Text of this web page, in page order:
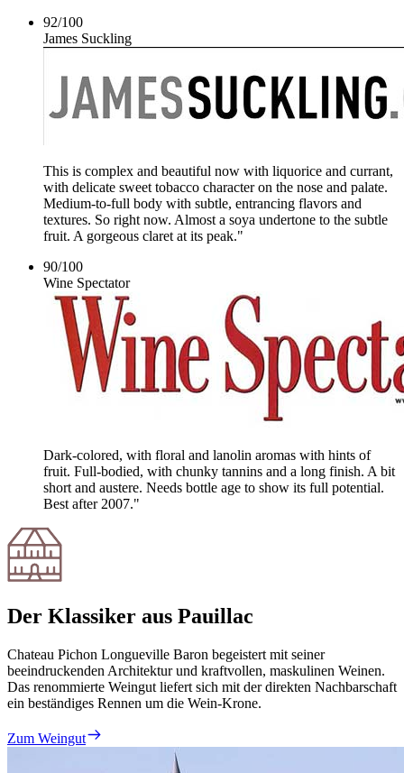
92/100
James Suckling
This is complex and beautiful now with liquorice and currant,
with delicate sweet tobacco character on the nose and palate.
Medium-to-full body with subtle, entrancing flavors and
textures. So right now. Almost a soya undertone to the subtle
fruit. A gorgeous claret at its peak."
90/100
Wine Spectator
Dark-colored, with floral and lanolin aromas with hints of
fruit. Full-bodied, with chunky tannins and a long finish. A bit
short and austere. Needs bottle age to show its full potential.
Best after 2007."
Der Klassiker aus Pauillac
Chateau Pichon Longueville Baron begeistert mit seiner
beeindruckenden Architektur und kraftvollen, maskulinen Weinen.
Das renommierte Weingut liefert sich mit der direkten Nachbarschaft
ein beständiges Rennen um die Wein-Krone.
Zum Weingut